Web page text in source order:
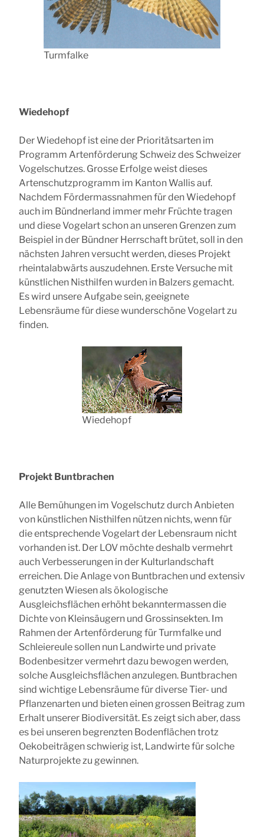
Turmfalke
Wiedehopf
Der Wiedehopf ist eine der Prioritätsarten im
Programm Artenförderung Schweiz des Schweizer
Vogelschutzes. Grosse Erfolge weist dieses
Artenschutzprogramm im Kanton Wallis auf.
Nachdem Fördermassnahmen für den Wiedehopf
auch im Bündnerland immer mehr Früchte tragen
und diese Vogelart schon an unseren Grenzen zum
Beispiel in der Bündner Herrschaft brütet, soll in den
nächsten Jahren versucht werden, dieses Projekt
rheintalabwärts auszudehnen. Erste Versuche mit
künstlichen Nisthilfen wurden in Balzers gemacht.
Es wird unsere Aufgabe sein, geeignete
Lebensräume für diese wunderschöne Vogelart zu
finden.
Wiedehopf
Projekt Buntbrachen
Alle Bemühungen im Vogelschutz durch Anbieten
von künstlichen Nisthilfen nützen nichts, wenn für
die entsprechende Vogelart der Lebensraum nicht
vorhanden ist. Der LOV möchte deshalb vermehrt
auch Verbesserungen in der Kulturlandschaft
erreichen. Die Anlage von Buntbrachen und extensiv
genutzten Wiesen als ökologische
Ausgleichsflächen erhöht bekanntermassen die
Dichte von Kleinsäugern und Grossinsekten. Im
Rahmen der Artenförderung für Turmfalke und
Schleiereule sollen nun Landwirte und private
Bodenbesitzer vermehrt dazu bewogen werden,
solche Ausgleichsflächen anzulegen. Buntbrachen
sind wichtige Lebensräume für diverse Tier- und
Pflanzenarten und bieten einen grossen Beitrag zum
Erhalt unserer Biodiversität. Es zeigt sich aber, dass
es bei unseren begrenzten Bodenflächen trotz
Oekobeiträgen schwierig ist, Landwirte für solche
Naturprojekte zu gewinnen.